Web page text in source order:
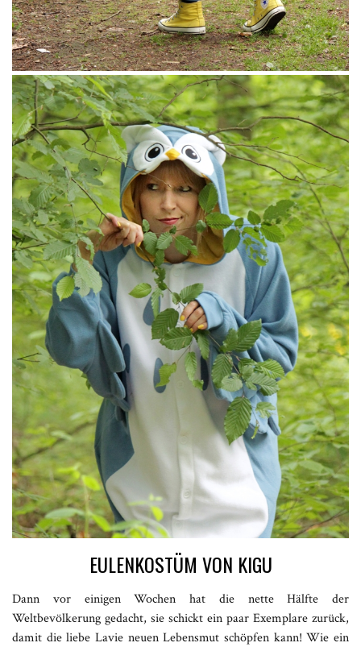
EULENKOSTÜM VON KIGU
Dann vor einigen Wochen hat die nette Hälfte der
Weltbevölkerung gedacht, sie schickt ein paar Exemplare zurück,
damit die liebe Lavie neuen Lebensmut schöpfen kann! Wie ein